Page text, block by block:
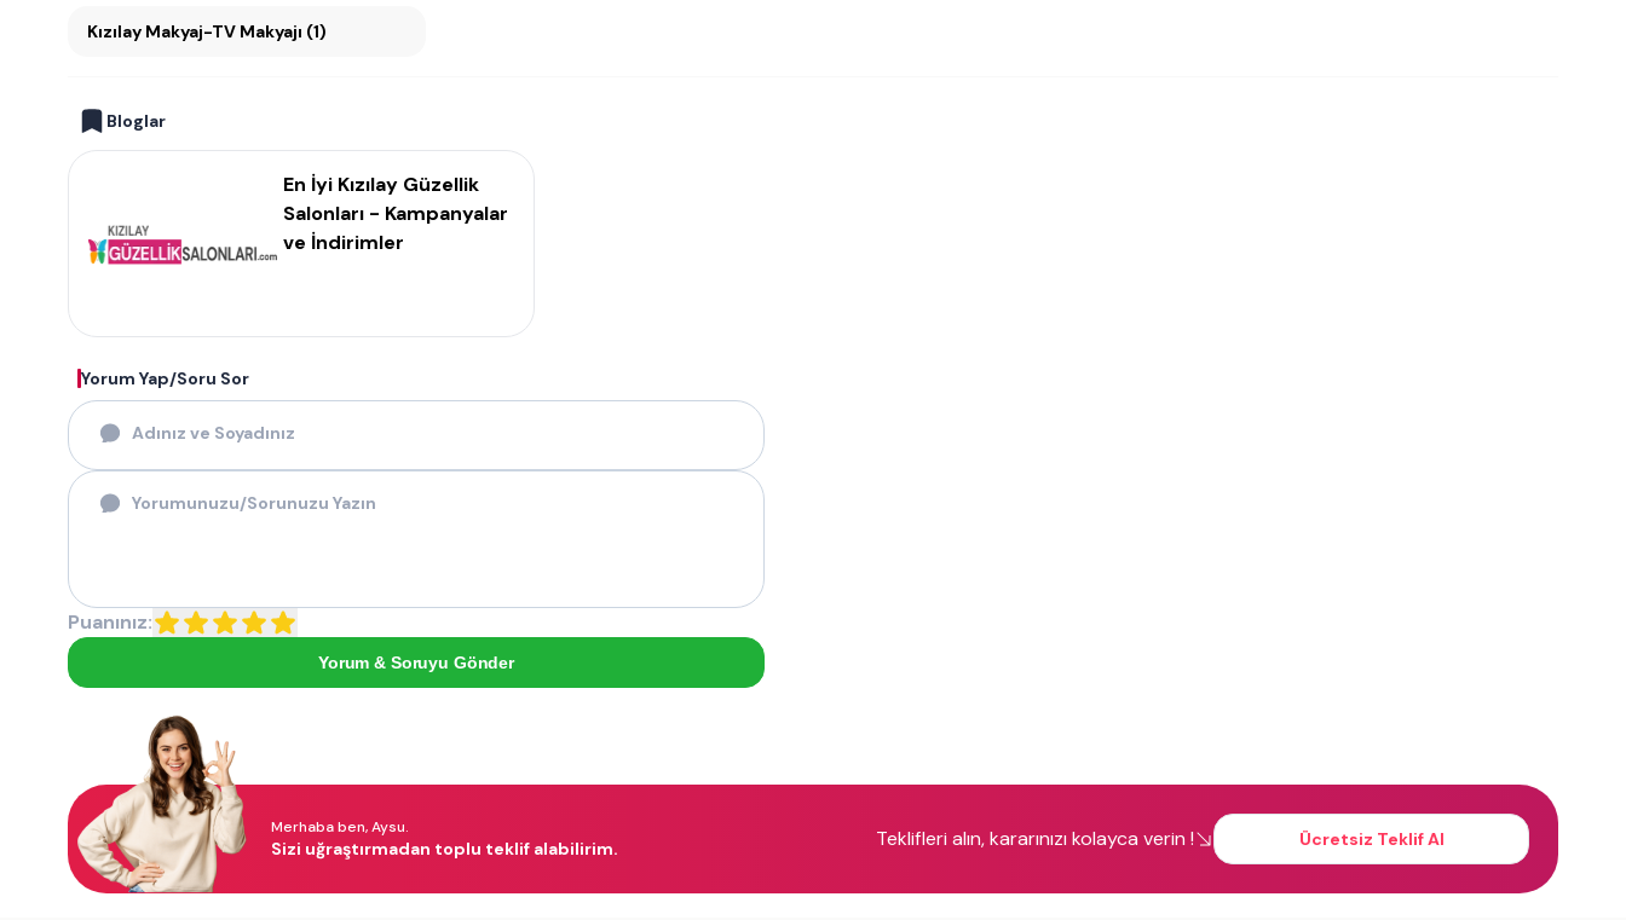
Kızılay Makyaj-TV Makyajı (1)
Bloglar
En İyi Kızılay Güzellik
Salonları - Kampanyalar
ve İndirimler
Yorum Yap/Soru Sor
Puanınız:
Yorum & Soruyu Gönder
Merhaba ben, Aysu.
Sizi uğraştırmadan toplu teklif alabilirim. Teklifleri alın, kararınızı kolayca verin ! Ücretsiz Teklif Al